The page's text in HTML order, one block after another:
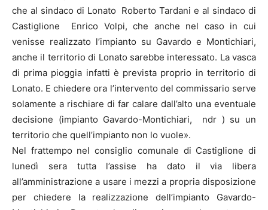
che al sindaco di Lonato Roberto Tardani e al sindaco di
Castiglione Enrico Volpi, che anche nel caso in cui
venisse realizzato l’impianto su Gavardo e Montichiari,
anche il territorio di Lonato sarebbe interessato. La vasca
di prima pioggia infatti è prevista proprio in territorio di
Lonato. E chiedere ora l’intervento del commissario serve
solamente a rischiare di far calare dall’alto una eventuale
decisione (impianto Gavardo-Montichiari, ndr ) su un
territorio che quell’impianto non lo vuole».
Nel frattempo nel consiglio comunale di Castiglione di
lunedì sera tutta l’assise ha dato il via libera
all’amministrazione a usare i mezzi a propria disposizione
per chiedere la realizzazione dell’impianto Gavardo-